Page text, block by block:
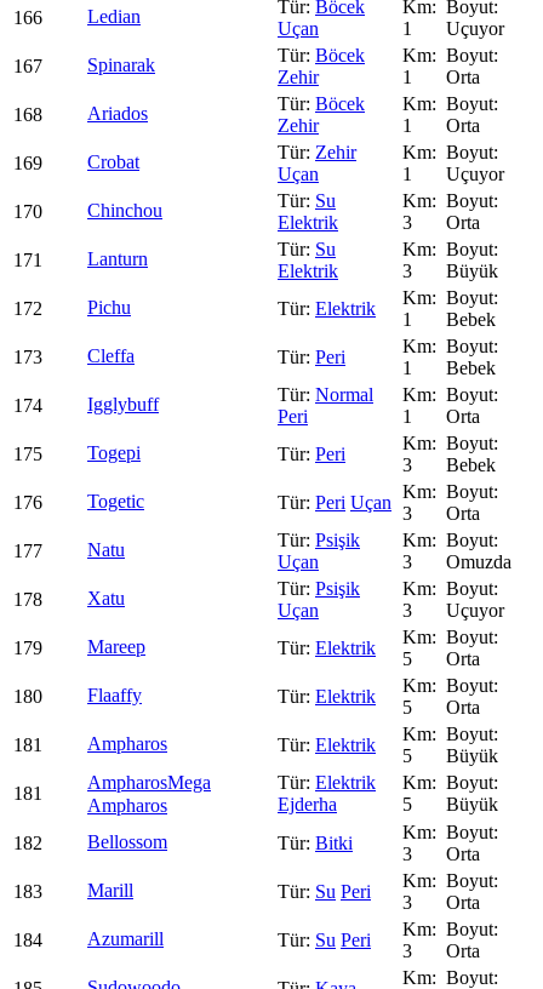
166
Ledian
Böcek
Uçan
1
Uçuyor
167
Spinarak
Böcek
Zehir
1
Orta
168
Ariados
Böcek
Zehir
1
Orta
169
Crobat
Zehir
Uçan
1
Uçuyor
170
Chinchou
Su
Elektrik
3
Orta
171
Lanturn
Su
Elektrik
3
Büyük
172
Pichu Elektrik
1
Bebek
173
Cleffa Peri
1
Bebek
174
Igglybuff
Normal
Peri
1
Orta
175
Togepi Peri
3
Bebek
176
Togetic Peri Uçan
3
Orta
177
Natu
Psişik
Uçan
3
Omuzda
178
Xatu
Psişik
Uçan
3
Uçuyor
179
Mareep Elektrik
5
Orta
180
Flaaffy Elektrik
5
Orta
181
Ampharos Elektrik
5
Büyük
181
AmpharosMega
Ampharos
Elektrik
Ejderha
5
Büyük
182
Bellossom Bitki
3
Orta
183
Marill Su Peri
3
Orta
184
Azumarill Su Peri
3
Orta